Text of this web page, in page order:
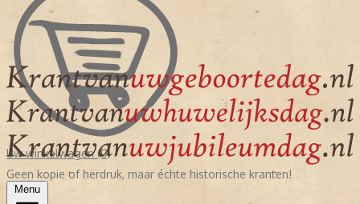
Uw winkelwagen (0)
Geen kopie of herdruk, maar échte historische kranten!
Menu